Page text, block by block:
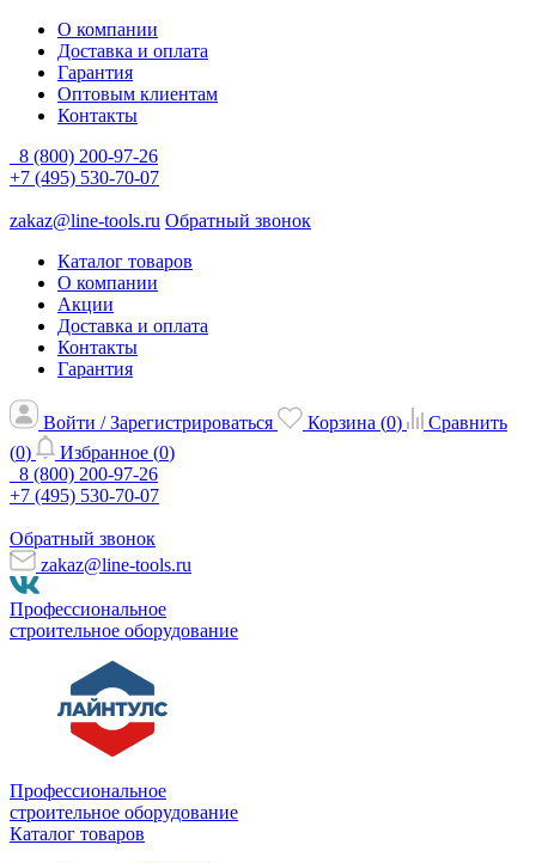
О компании
Доставка и оплата
Гарантия
Оптовым клиентам
Контакты
8 (800) 200-97-26
+7 (495) 530-70-07
zakaz@line-tools.ru Обратный звонок
Каталог товаров
О компании
Акции
Доставка и оплата
Контакты
Гарантия
Войти / Зарегистрироваться Корзина (0)
Сравнить
(0) Избранное (0)
8 (800) 200-97-26
+7 (495) 530-70-07
Обратный звонок
zakaz@line-tools.ru
Профессиональное
строительное оборудование
Профессиональное
строительное оборудование
Каталог товаров